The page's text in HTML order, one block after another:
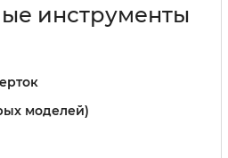
инструменты
моделей)